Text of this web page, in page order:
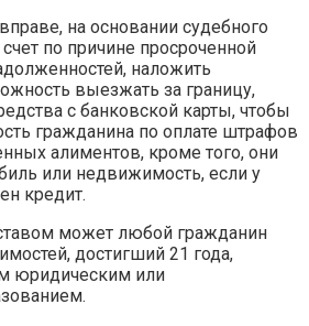
на основании судебного
по причине просроченной
наложить
выезжать за границу,
с банковской карты, чтобы
гражданина по оплате штрафов
алиментов, кроме того, они
или недвижимость, если у
кредит.
может любой гражданин
достигший 21 года,
юридическим или